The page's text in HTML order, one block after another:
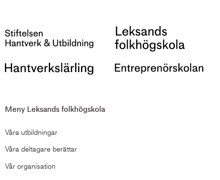
Meny Leksands folkhögskola
Våra utbildningar
Våra deltagare berättar
Vår organisation